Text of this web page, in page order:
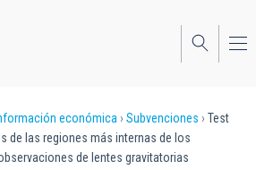
económica Subvenciones
Test
de las regiones más internas de los
de lentes gravitatorias